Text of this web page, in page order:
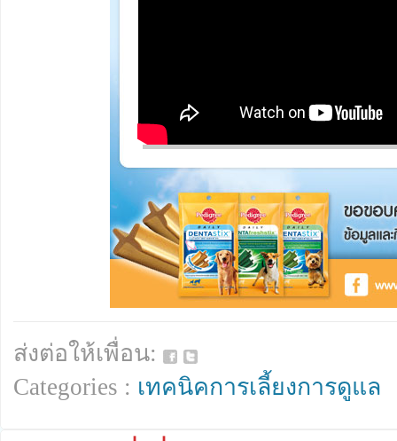
ส่งต่อให้เพื่อน:
Categories : เทคนิคการเลี้ยงการดูแล